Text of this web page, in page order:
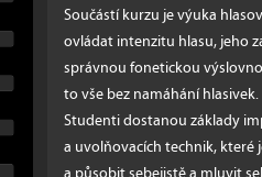
Součástí kurzu je výuka
ovládat intenzitu hlasu, jeho
správnou fonetickou
to vše bez namáhání hlasivek.
Studenti dostanou základy
a uvolňovacích technik,